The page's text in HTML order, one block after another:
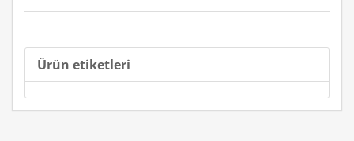
Ürün etiketleri